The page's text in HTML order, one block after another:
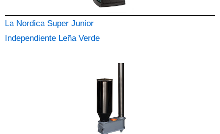
La Nordica Super Junior
Independiente Leña Verde